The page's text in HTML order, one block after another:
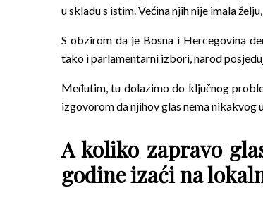
u skladu s istim. Većina njih nije imala
S obzirom da je Bosna i Hercegovina
tako i parlamentarni izbori, narod
Međutim, tu dolazimo do ključnog
izgovorom da njihov glas nema nikakvog
A koliko zapravo
godine izaći na